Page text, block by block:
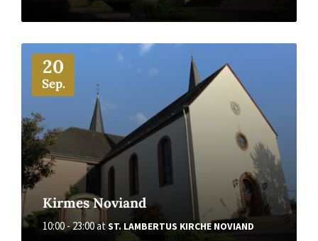
20
Sep.
Kirmes Noviand
10:00 - 23:00atST. LAMBERTUS KIRCHE NOVIAND
More